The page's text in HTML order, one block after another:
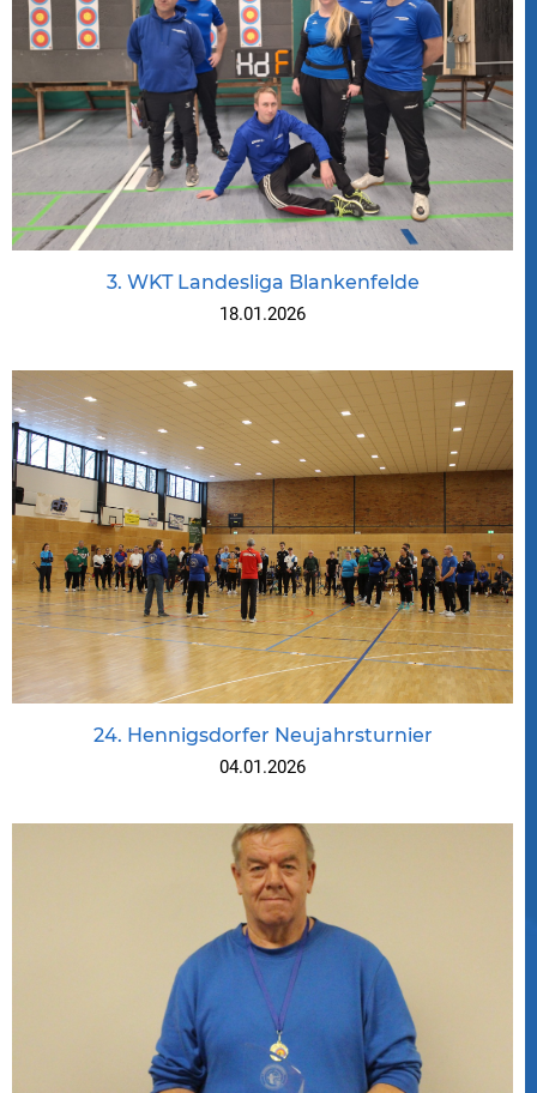
3. WKT Landesliga Blankenfelde
18.01.2026
24. Hennigsdorfer Neujahrsturnier
04.01.2026